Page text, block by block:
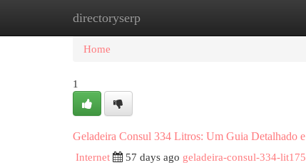
directoryserp
Home
Home
1
Geladeira Consul 334 Litros: Um Guia Detalhado
Internet
57 days ago geladeira-consul-334-